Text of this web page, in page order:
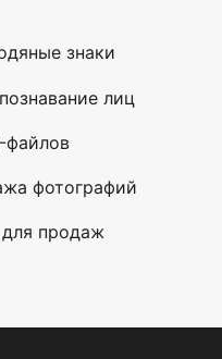
знаки
лиц
файлов
фотографий
продаж